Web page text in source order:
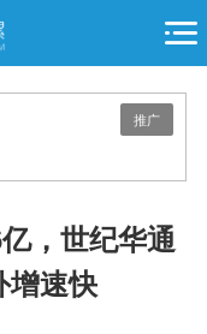
推广
，世纪华通
增速快